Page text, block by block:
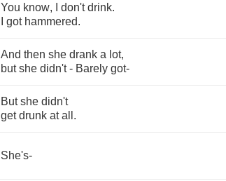
You know, don't drink.
got hammered.
And then she drank a lot,
but she didn't- Barely got-
But she didn't
get drunk at all .
She's-